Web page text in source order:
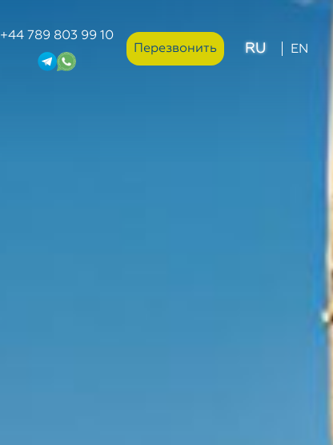
+44 789 803 99 10
Перезвонить
RU EN